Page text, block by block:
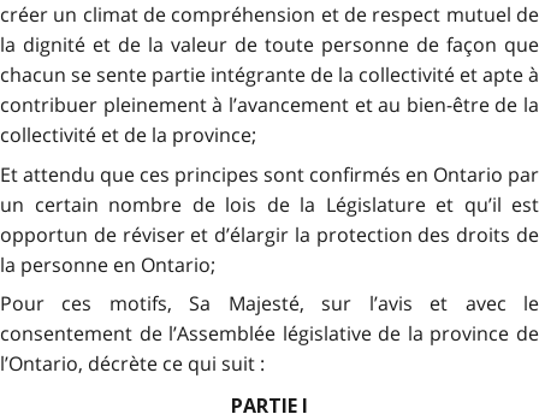
créer un climat de compréhension et de respect mutuel de
la dignité et de la valeur de toute personne de façon que
chacun se sente partie intégrante de la collectivité et apte à
contribuer pleinement à l’avancement et au bien-être de la
collectivité et de la province;
Et attendu que ces principes sont confirmés en Ontario par
un certain nombre de lois de la Législature et qu’il est
opportun de réviser et d’élargir la protection des droits de
la personne en Ontario;
Pour ces motifs, Sa Majesté, sur l’avis et avec le
consentement de l’Assemblée législative de la province de
l’Ontario, décrète ce qui suit :
PARTIE I